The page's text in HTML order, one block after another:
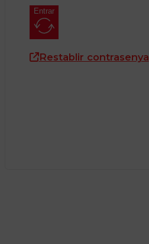
Entrar
Restablir contrasenya